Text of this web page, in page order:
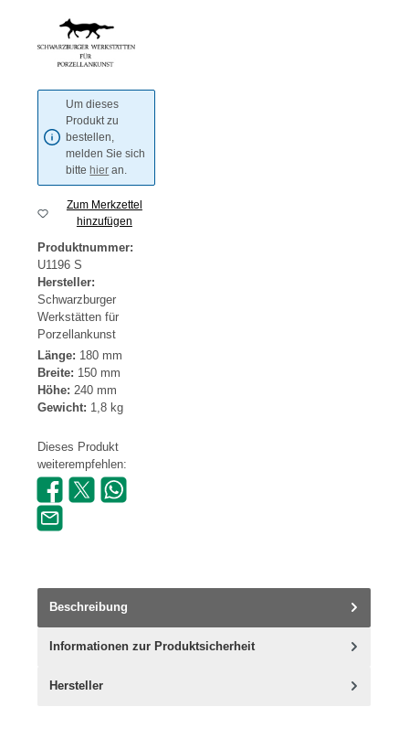
Um dieses
Produkt zu
bestellen,
melden Sie sich
bitte hier an.
Zum Merkzettel
hinzufügen
Produktnummer:
U1196 S
Hersteller:
Schwarzburger
Werkstätten für
Porzellankunst
Länge: 180 mm
Breite: 150 mm
Höhe: 240 mm
Gewicht: 1,8 kg
Dieses Produkt
weiterempfehlen:
Beschreibung
Informationen zur Produktsicherheit
Hersteller